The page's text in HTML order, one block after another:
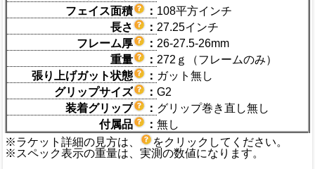
フェイス面積
： 108平方インチ
長さ
： 27.25インチ
フレーム厚
： 26-27.5-26mm
重量
： 272ｇ（フレームのみ）
張り上げガット状態
： ガット無し
グリップサイズ
： G2
装着グリップ
： グリップ巻き直し無し
付属品
： 無し
※ラケット詳細の見方は、
をクリックしてください。
※スペック表示の重量は、実測の数値になります。